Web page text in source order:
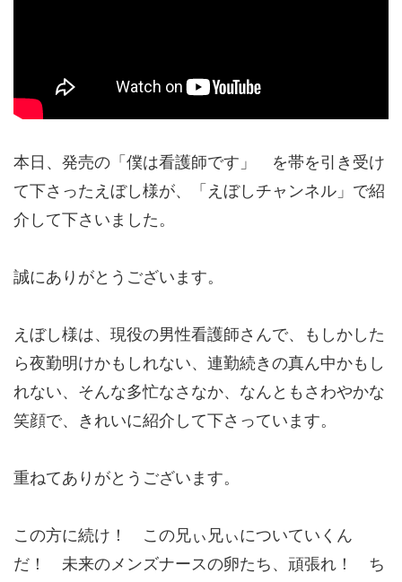
本日、発売の「僕は看護師です」 を帯を引き受け
て下さったえぼし様が、「えぼしチャンネル」で紹
介して下さいました。
誠にありがとうございます。
えぼし様は、現役の男性看護師さんで、もしかした
ら夜勤明けかもしれない、連勤続きの真ん中かもし
れない、そんな多忙なさなか、なんともさわやかな
笑顔で、きれいに紹介して下さっています。
重ねてありがとうございます。
この方に続け！ この兄ぃ兄ぃについていくん
だ！ 未来のメンズナースの卵たち、頑張れ！ ち